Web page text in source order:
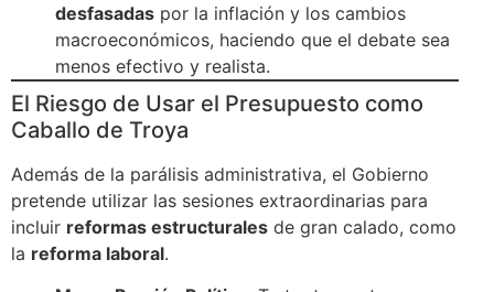
desfasadas por la inflación y los cambios
macroeconómicos, haciendo que el debate sea
menos efectivo y realista.
El Riesgo de Usar el Presupuesto como
Caballo de Troya
Además de la parálisis administrativa, el Gobierno
pretende utilizar las sesiones extraordinarias para
incluir reformas estructurales de gran calado, como
la reforma laboral.